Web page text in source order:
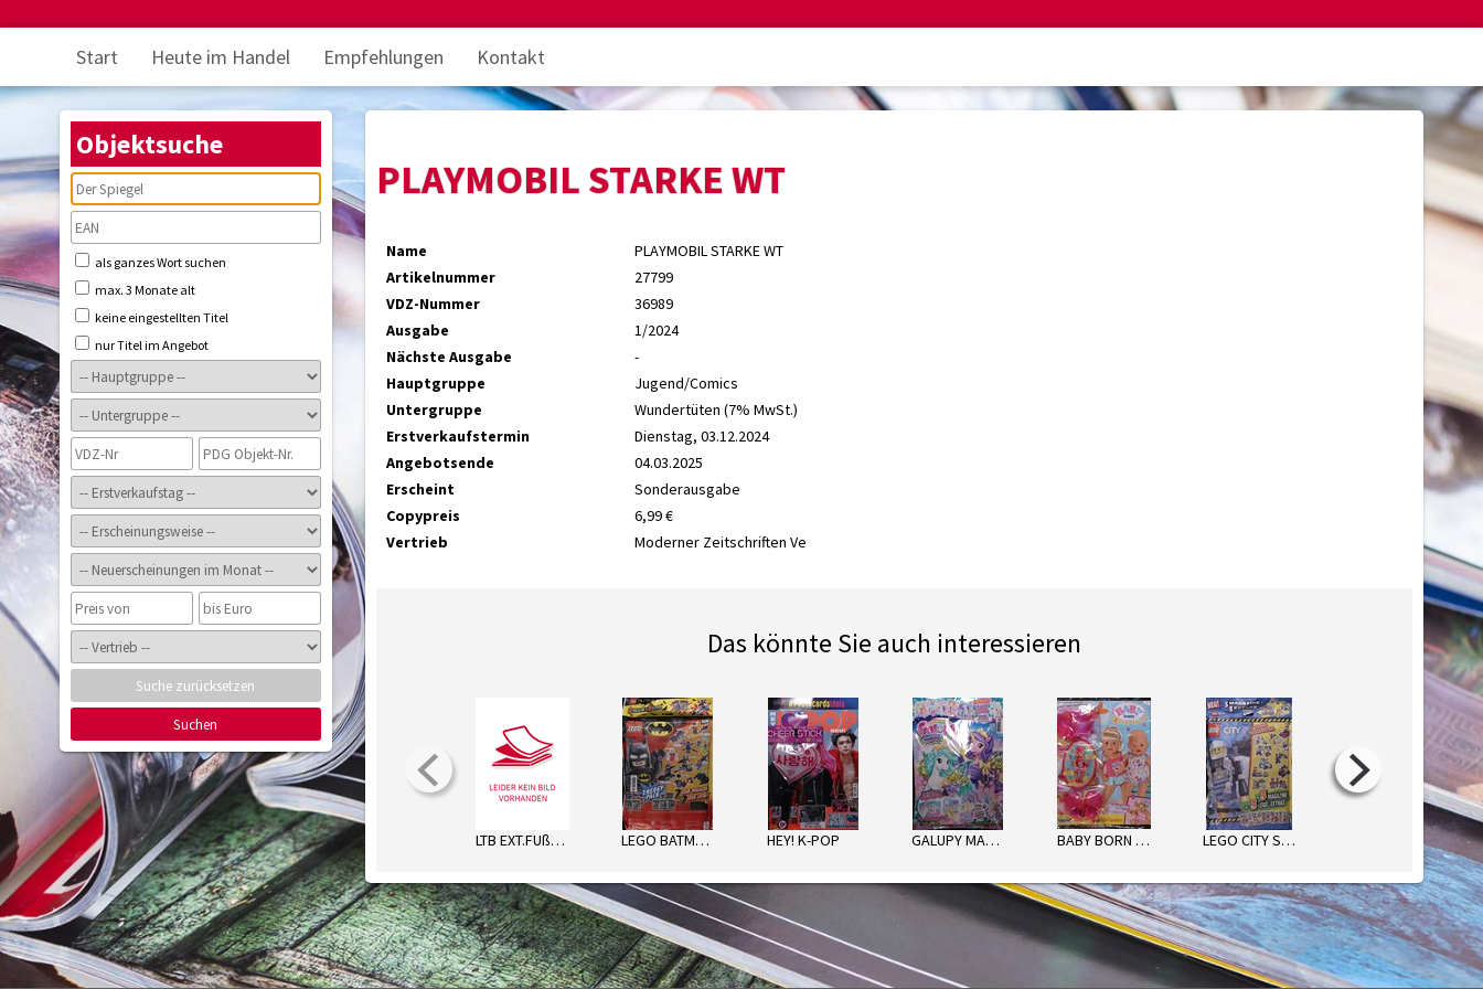
Start Heute im Handel Empfehlungen Kontakt
Objektsuche
als ganzes Wort suchen
max. 3 Monate alt
keine eingestellten Titel
nur Titel im Angebot
Suche zurücksetzen
Suchen
PLAYMOBIL STARKE WT
Name
PLAYMOBIL STARKE WT
Artikelnummer
27799
VDZ-Nummer
36989
Ausgabe
1/2024
Nächste Ausgabe
-
Hauptgruppe
Jugend/Comics
Untergruppe
Wundertüten (7% MwSt.)
Erstverkaufstermin
Dienstag, 03.12.2024
Angebotsende
04.03.2025
Erscheint
Sonderausgabe
Copypreis
6,99 €
Vertrieb
Moderner Zeitschriften Ve
Das könnte Sie auch interessieren
LTB EXT.FUßBALL SORT. LEGO BATMAN ENERGY PACK HEY! K-POP GALUPY MAGAZIN BABY BORN SOMMER-SPAß LEGO CITY STARKE POLIZEI-ACTIO LEGO TECHNIC
next